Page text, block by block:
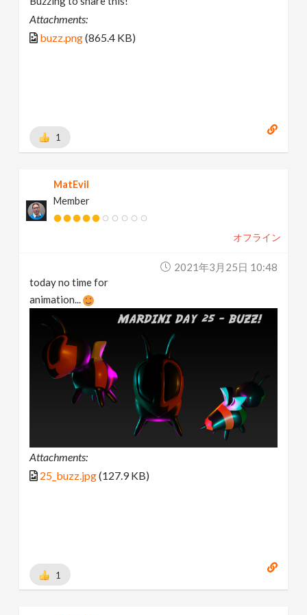
Attachments:
buzz.png(865.4 KB)
1
MatEvil
Member
オフライン
2021年3月25日 10:48
today no time for
animation...
Attachments:
25_buzz.jpg(127.9 KB)
1